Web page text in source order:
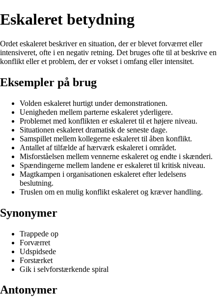
Eskaleret betydning
Ordet eskaleret beskriver en situation, der er blevet forværret eller
intensiveret, ofte i en negativ retning. Det bruges ofte til at beskrive en
konflikt eller et problem, der er vokset i omfang eller intensitet.
Eksempler på brug
Volden eskaleret hurtigt under demonstrationen.
Uenigheden mellem parterne eskaleret yderligere.
Problemet med konflikten er eskaleret til et højere niveau.
Situationen eskaleret dramatisk de seneste dage.
Samspillet mellem kollegerne eskaleret til åben konflikt.
Antallet af tilfælde af hærværk eskaleret i området.
Misforståelsen mellem vennerne eskaleret og endte i skænderi.
Spændingerne mellem landene er eskaleret til kritisk niveau.
Magtkampen i organisationen eskaleret efter ledelsens
beslutning.
Truslen om en mulig konflikt eskaleret og kræver handling.
Synonymer
Trappede op
Forværret
Udspidsede
Forstærket
Gik i selvforstærkende spiral
Antonymer